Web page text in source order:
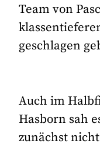
Team von
geschlagen
Auch im
Hasborn sah
zunächst